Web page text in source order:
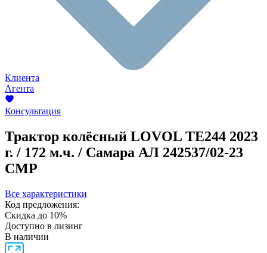
Клиента
Агента
Консультация
Трактор колёсный LOVOL TE244 2023
г. / 172 м.ч. / Самара АЛ 242537/02-23
СМР
Все характеристики
Код предложения:
Скидка до 10%
Доступно в лизинг
В наличии